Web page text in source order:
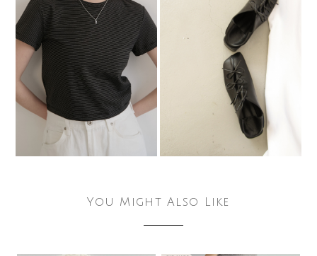
You Might Also Like